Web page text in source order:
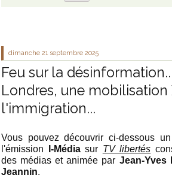
dimanche 21 septembre 2025
Feu sur la
Londres, une mobilisation
l'immigration...
Vous pouvez découvrir ci-dessous
l'émission
I-Médiasur TV libertés
des médias et animée par Jean-Yves
Jeannin.